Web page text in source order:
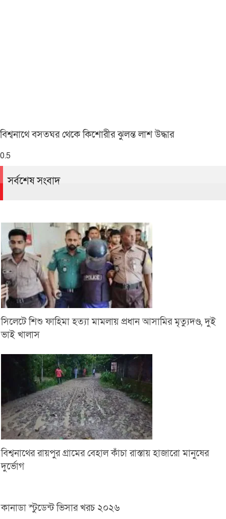
বিশ্বনাথে বসতঘর থেকে কিশোরীর ঝুলন্ত লাশ উদ্ধার
সর্বশেষ সংবাদ
সিলেটে শিশু ফাহিমা হত্যা মামলায় প্রধান আসামির মৃত্যুদণ্ড, দুই
ভাই খালাস
বিশ্বনাথের রায়পুর গ্রামের বেহাল কাঁচা রাস্তায় হাজারো মানুষের
দুর্ভোগ
কানাডা স্টুডেন্ট ভিসার খরচ ২০২৬